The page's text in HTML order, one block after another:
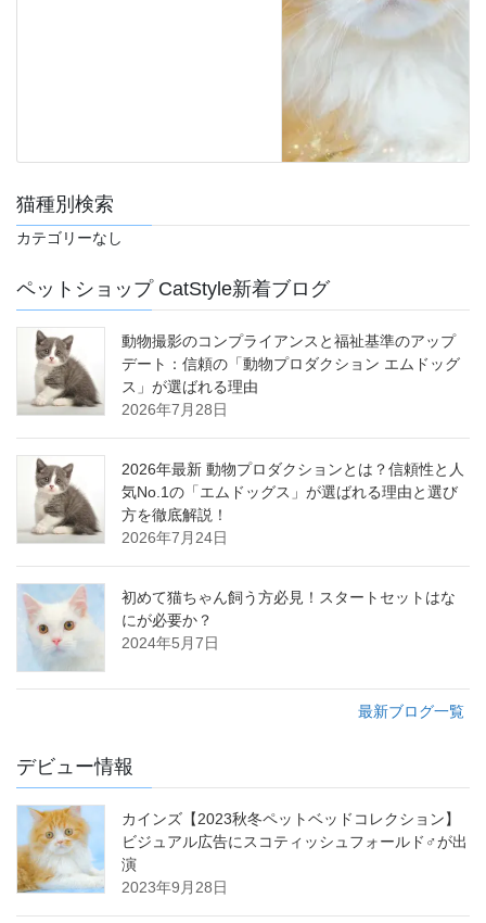
猫種別検索
カテゴリーなし
ペットショップ CatStyle新着ブログ
動物撮影のコンプライアンスと福祉基準のアップ
デート：信頼の「動物プロダクション エムドッグ
ス」が選ばれる理由
2026年7月28日
2026年最新 動物プロダクションとは？信頼性と人
気No.1の「エムドッグス」が選ばれる理由と選び
方を徹底解説！
2026年7月24日
初めて猫ちゃん飼う方必見！スタートセットはな
にが必要か？
2024年5月7日
最新ブログ一覧
デビュー情報
カインズ【2023秋冬ペットベッドコレクション】
ビジュアル広告にスコティッシュフォールド♂が出
演
2023年9月28日